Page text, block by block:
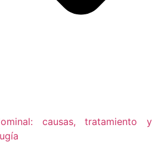
causas, tratamiento y